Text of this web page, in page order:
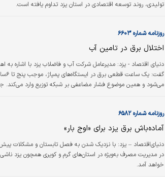
تولیدی، روند توسعه اقتصادی در استان یزد تداوم یافته است.
روزنامه شماره ۶۶۰۳
اختلال برق در تامین آب
دنیای‌ اقتصاد - یزد: مدیرعامل شرکت آب و فاضلاب یزد با اشاره
گفت:
می‌شود و همین موضوع فشار مضاعفی بر شبکه توزیع وارد می‌کند.
ثانیه و در استان به حدود ۲ هزار و ۵۰۰ لیتر…
روزنامه شماره ۶۵۸۲
آماده‌باش برق یزد برای «اوج بار»
در مدیریت مصرف به‌ویژه در استان‌های گرم و کویری همچون یزد
خواهد آمد.